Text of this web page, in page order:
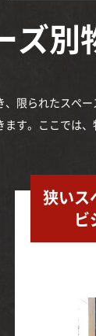
ズ別
限られたスペ
す。ここでは
狭いス
ビ